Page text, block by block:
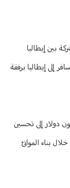
بين إيطاليا
إلى إيطاليا برفقة
الطموح الذي تبلغ كلفته 2 تريليون دولار إلى تحسين
بناء الموانئ